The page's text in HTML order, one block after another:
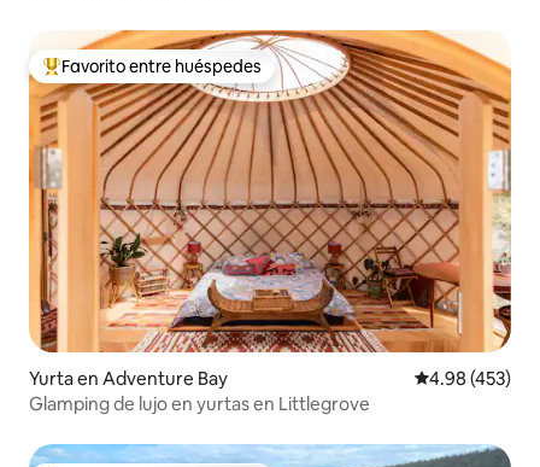
Favorito entre huéspedes preferido
Favorito entre huéspedes
Yurta en Adventure Bay Calificación
4.98 (453)
Glamping de lujo en yurtas en Littlegrove